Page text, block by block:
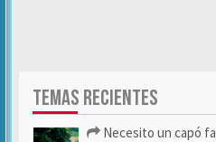
TEMAS RECIENTES
Necesito un capó